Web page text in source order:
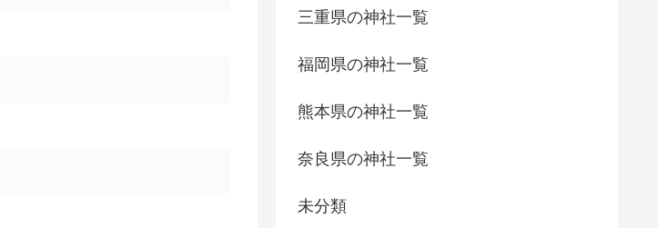
三重県の神社一覧
福岡県の神社一覧
熊本県の神社一覧
奈良県の神社一覧
未分類